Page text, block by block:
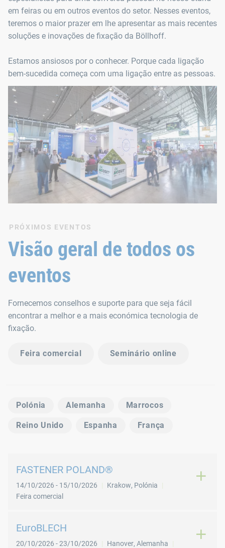
em feiras ou em outros eventos do setor. Nesses eventos,
teremos o maior prazer em lhe apresentar as mais recentes
soluções e inovações de fixação da Böllhoff.
Estamos ansiosos por o conhecer. Porque cada ligação
bem-sucedida começa com uma ligação entre as pessoas.
PRÓXIMOS EVENTOS
Visão geral de todos os
eventos
Fornecemos conselhos e suporte para que seja fácil
encontrar a melhor e a mais económica tecnologia de
fixação.
Feira comercial Seminário online
Polónia Alemanha Marrocos
Reino Unido Espanha França
FASTENER POLAND®
14/10/2026 - 15/10/2026 Krakow, Polónia
Feira comercial
EuroBLECH
20/10/2026 -23/10/2026 Hanover, Alemanha